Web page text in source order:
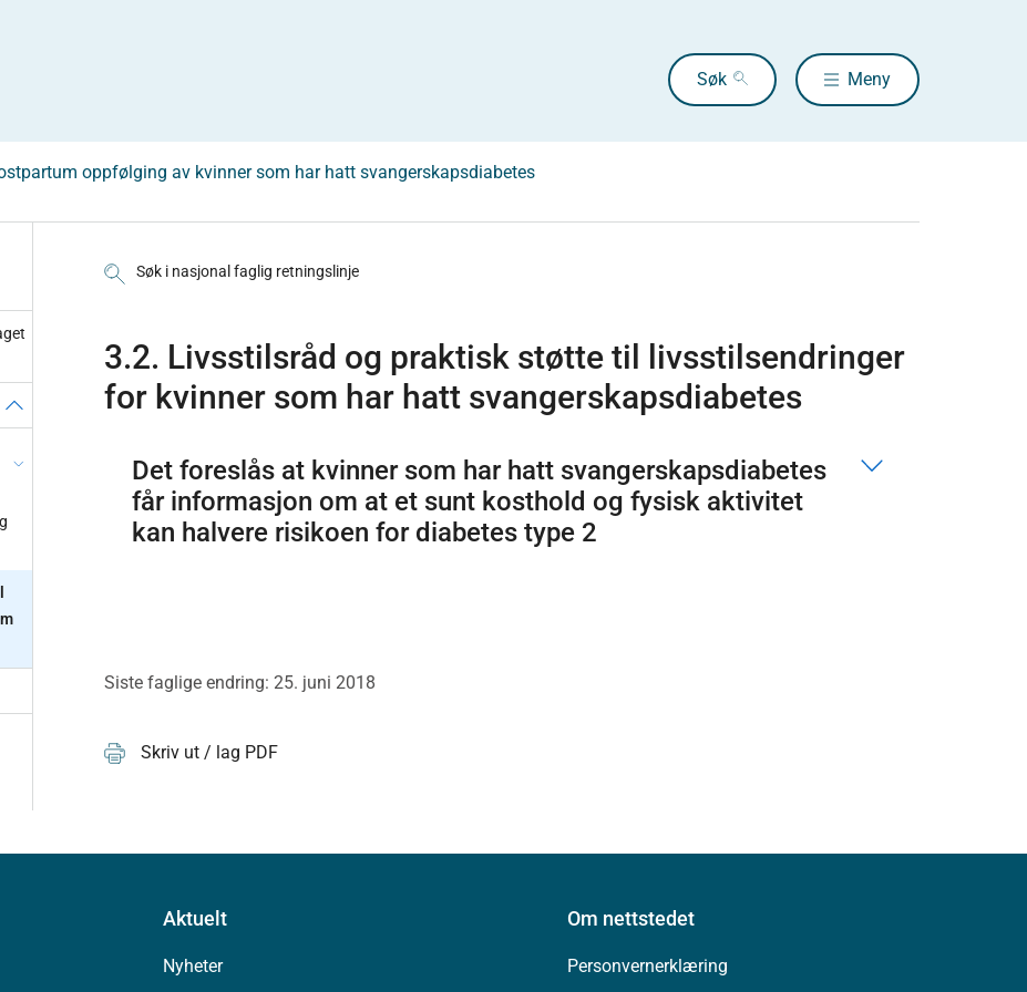
Søk Meny
oppfølging av kvinner som har hatt svangerskapsdiabetes
Søk i nasjonal faglig retningslinje
3.2. Livsstilsråd og praktisk støtte til livsstilsendringer
for kvinner som har hatt svangerskapsdiabetes
Det foreslås at kvinner som har hatt svangerskapsdiabetes
får informasjon om at et sunt kosthold og fysisk aktivitet
kan halvere risikoen for diabetes type 2
Siste faglige endring: 25. juni 2018
Skriv ut / lag PDF
Aktuelt
Nyheter
Om nettstedet
Personvernerklæring